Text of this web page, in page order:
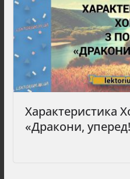
Характеристика
«Дракони,